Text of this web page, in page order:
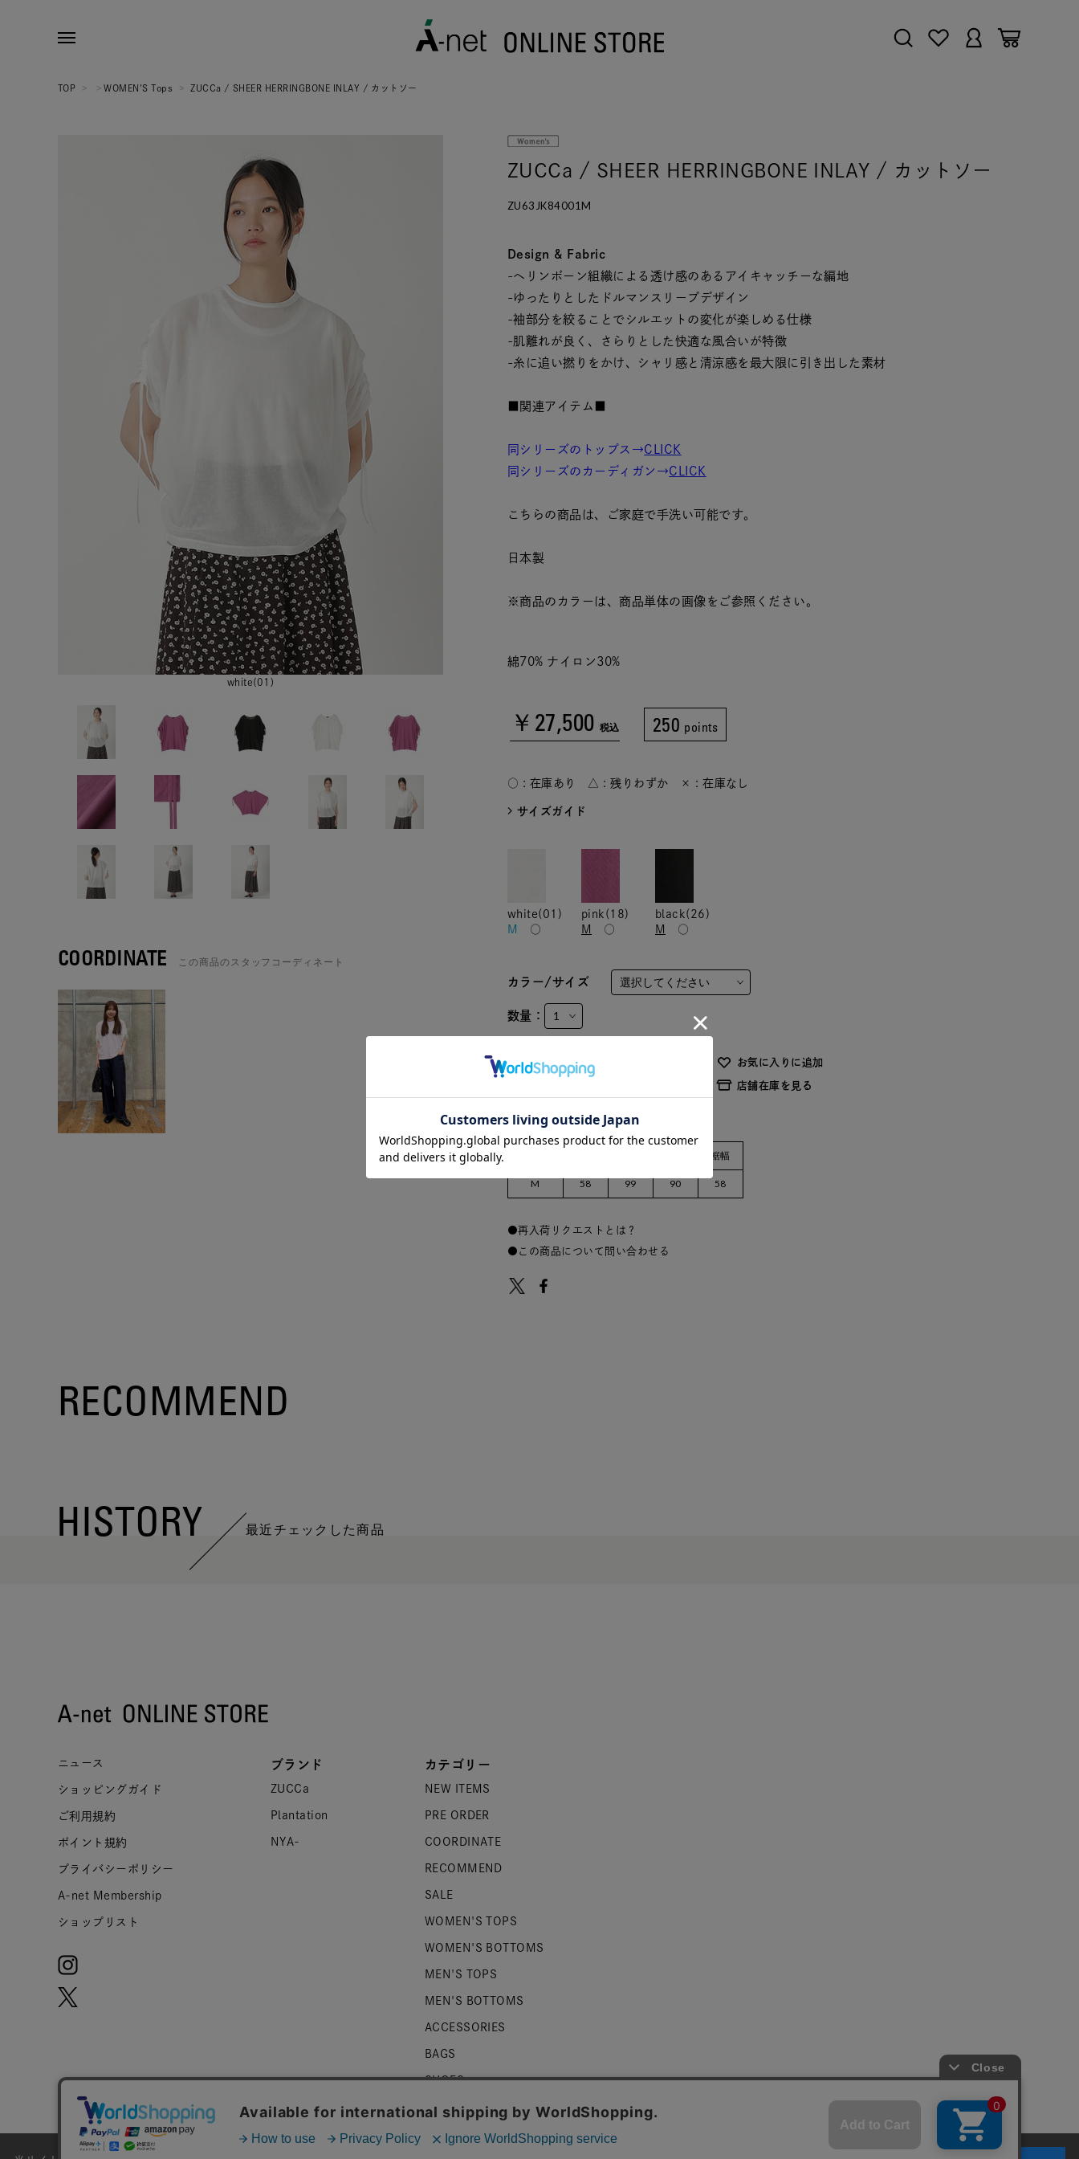
TOP > > WOMEN'S Tops > ZUCCa / SHEER HERRINGBONE INLAY / カットソー
white(01)
COORDINATE この商品のスタッフコーディネート
ZUCCa / SHEER HERRINGBONE INLAY / カットソー
ZU63JK84001M
Design & Fabric
-ヘリンボーン組織による透け感のあるアイキャッチーな編地
-ゆったりとしたドルマンスリーブデザイン
-袖部分を絞ることでシルエットの変化が楽しめる仕様
-肌離れが良く、さらりとした快適な風合いが特徴
-糸に追い撚りをかけ、シャリ感と清涼感を最大限に引き出した素材
■関連アイテム■
同シリーズのトップス→CLICK
同シリーズのカーディガン→CLICK
こちらの商品は、ご家庭で手洗い可能です。
日本製
※商品のカラーは、商品単体の画像をご参照ください。
綿70% ナイロン30%
￥27,500 税込 250 points
○ : 在庫あり △ : 残りわずか × : 在庫なし
サイズガイド
white(01)
M
○
pink(18)
M
○
black(26)
M
○
カラー/サイズ
数量：
お気に入りに追加
店舗在庫を見る
裾幅
M 58 99 90 58
再入荷リクエストとは？
この商品について問い合わせる
RECOMMEND
HISTORY 最近チェックした商品
ニュース
ショッピングガイド
ご利用規約
ポイント規約
プライバシーポリシー
A-net Membership
ショップリスト
ブランド
ZUCCa
Plantation
NYA-
カテゴリー
NEW ITEMS
PRE ORDER
COORDINATE
RECOMMEND
SALE
WOMEN'S TOPS
WOMEN'S BOTTOMS
MEN'S TOPS
MEN'S BOTTOMS
ACCESSORIES
BAGS
SHOES
ZUCCa LOGO
BASIC © 2007-2026 A-net Inc.